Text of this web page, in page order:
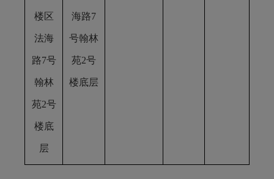
楼区
法海
路7号
翰林
苑2号
楼底
层
海路7
号翰林
苑2号
楼底层